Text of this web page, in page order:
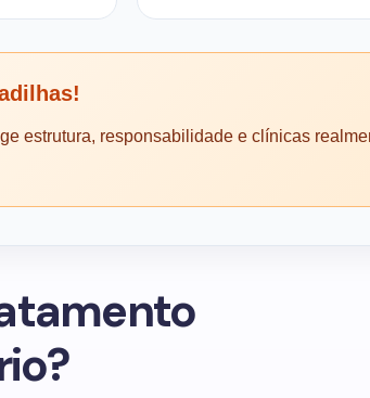
estrutura, responsabilidade e clínicas